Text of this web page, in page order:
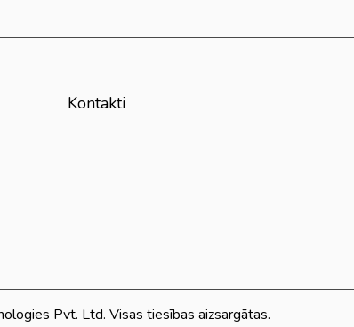
Kontakti
Pvt. Ltd. Visas tiesības aizsargātas.